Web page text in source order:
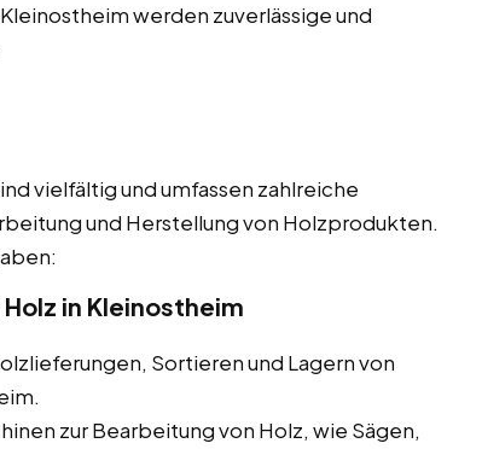
werden zuverlässige und
vielfältig und umfassen zahlreiche
und Herstellung von Holzprodukten.
in Kleinostheim
Sortieren und Lagern von
zur Bearbeitung von Holz, wie Sägen,